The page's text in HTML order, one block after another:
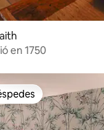
en 1750